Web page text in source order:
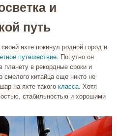
и
путь
яхте покинул родной город и
путешествие . Попутно он
планету в рекордные сроки и
китайца еще никто не
на яхте такого класса . Хотя
стабильностью и хорошими